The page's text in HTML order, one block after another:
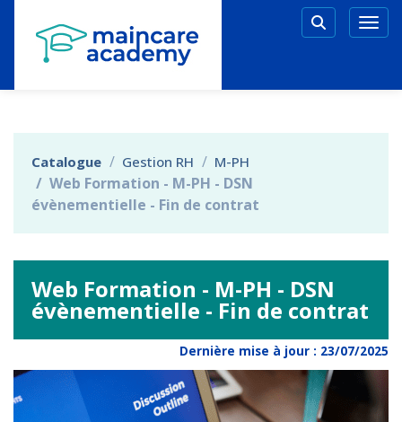
Aller au menu principal
Aller au contenu principal
Personnaliser l'interface
Catalogue Gestion RH M-PH
Web Formation - M-PH - DSN
évènementielle - Fin de contrat
Web Formation - M-PH - DSN
évènementielle - Fin de contrat
Dernière mise à jour : 23/07/2025